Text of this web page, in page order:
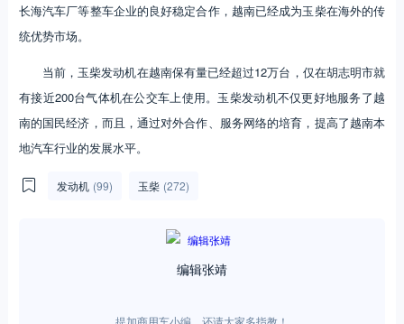
长海汽车厂等整车企业的良好稳定合作，越南已经成为玉柴在海外的传
统优势市场。
当前，玉柴发动机在越南保有量已经超过12万台，仅在胡志明市就
有接近200台气体机在公交车上使用。玉柴发动机不仅更好地服务了越
南的国民经济，而且，通过对外合作、服务网络的培育，提高了越南本
地汽车行业的发展水平。
发动机 (99) 玉柴 (272)
编辑张靖
提加商用车小编，还请大家多指教！